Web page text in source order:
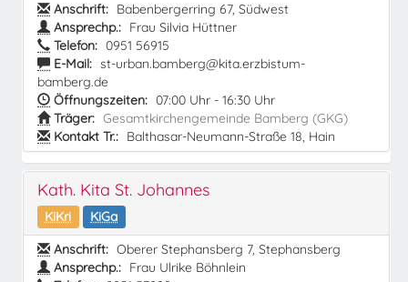
Anschrift: Babenbergerring 67, Südwest
Ansprechp.: Frau Silvia Hüttner
Telefon: 0951 56915
E-Mail: st-urban.bamberg@kita.erzbistum-
bamberg.de
Öffnungszeiten: 07:00 Uhr - 16:30 Uhr
Träger: Gesamtkirchengemeinde Bamberg (GKG)
Kontakt Tr.: Balthasar-Neumann-Straße 18, Hain
Kath. Kita St. Johannes
KiKri
KiGa
Anschrift: Oberer Stephansberg 7, Stephansberg
Ansprechp.: Frau Ulrike Böhnlein